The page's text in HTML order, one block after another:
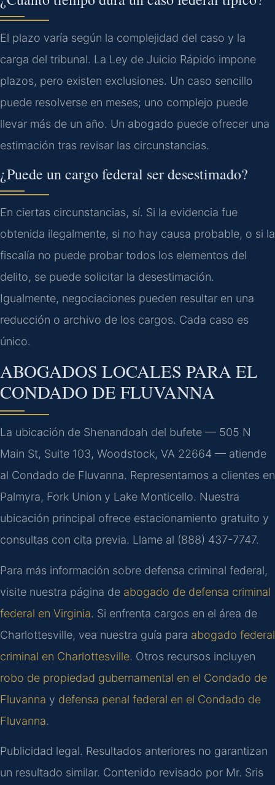
El plazo varía según la complejidad del caso y la
carga del tribunal. La Ley de Juicio Rápido impone
plazos, pero existen exclusiones. Un caso sencillo
puede resolverse en meses; uno complejo puede
llevar más de un año. Un abogado puede ofrecer una
estimación tras revisar las circunstancias.
¿Puede un cargo federal ser desestimado?
En ciertas circunstancias, sí. Si la evidencia fue
obtenida ilegalmente, si no hay causa probable, o si la
fiscalía no puede probar todos los elementos del
delito, se puede solicitar la desestimación.
Igualmente, negociaciones pueden resultar en una
reducción o archivo de los cargos. Cada caso es
único.
ABOGADOS LOCALES PARA EL
CONDADO DE FLUVANNA
La ubicación de Shenandoah del bufete — 505 N
Main St, Suite 103, Woodstock, VA 22664 — atiende
al Condado de Fluvanna. Representamos a clientes en
Palmyra, Fork Union y Lake Monticello. Nuestra
ubicación principal ofrece estacionamiento gratuito y
consultas con cita previa. Llame al (888) 437-7747.
Para más información sobre defensa criminal federal,
visite nuestra página de abogado de defensa criminal
federal en Virginia. Si enfrenta cargos en el área de
Charlottesville, vea nuestra guía para abogado federal
criminal en Charlottesville. Otros recursos incluyen
robo de propiedad gubernamental en el Condado de
Fluvanna y defensa penal federal en el Condado de
Fluvanna.
Publicidad legal. Resultados anteriores no garantizan
un resultado similar. Contenido revisado por Mr. Sris